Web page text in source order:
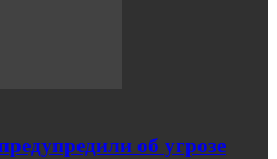
об угрозе